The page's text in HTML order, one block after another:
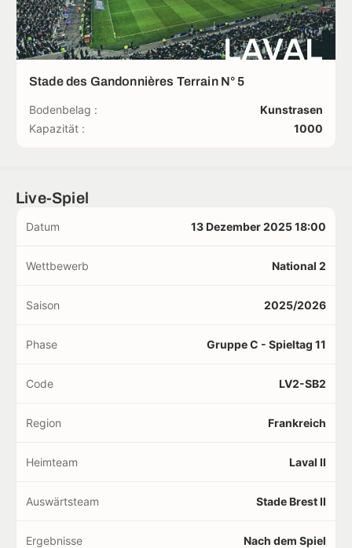
LAVAL
Stade des Gandonnières Terrain N° 5
Bodenbelag :
Kunstrasen
Kapazität :
1000
Live-Spiel
Datum 13 Dezember 2025 18:00
Wettbewerb National 2
Saison 2025/2026
Phase Gruppe C - Spieltag 11
Code LV2-SB2
Region Frankreich
Heimteam Laval II
Auswärtsteam Stade Brest II
Ergebnisse Nach dem Spiel